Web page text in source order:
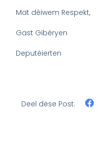
Mat déiwem Respekt,
Gast Gibéryen
Deputéierten
Deel dëse Post: